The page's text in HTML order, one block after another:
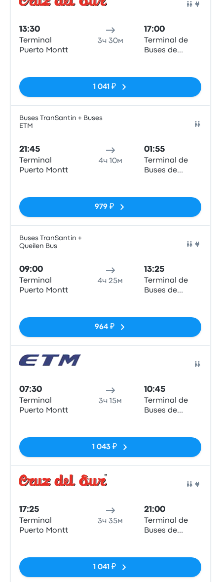
13:30
Terminal
Puerto Montt
3ч 30м
17:00
Terminal de
Buses de
1 041 ₽
Buses TranSantin + Buses
ETM
21:45
Terminal
Puerto Montt
4ч 10м
01:55
Terminal de
Buses de
979 ₽
Buses TranSantin +
Queilen Bus
09:00
Terminal
Puerto Montt
4ч 25м
13:25
Terminal de
Buses de
964 ₽
07:30
Terminal
Puerto Montt
3ч 15м
10:45
Terminal de
Buses de
1 043 ₽
17:25
Terminal
Puerto Montt
3ч 35м
21:00
Terminal de
Buses de
1 041 ₽